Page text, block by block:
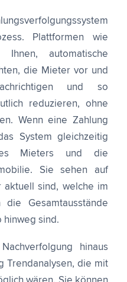
Plattformen wie
automatische
die Mieter vor und
und so
reduzieren, ohne
Wenn eine Zahlung
System gleichzeitig
Mieters und die
Sie sehen auf
sind, welche im
Gesamtausstände
hinweg sind.
hinaus
Trendanalysen, die mit